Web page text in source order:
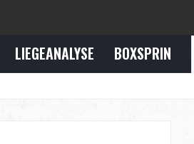
LIEGEANALYSE